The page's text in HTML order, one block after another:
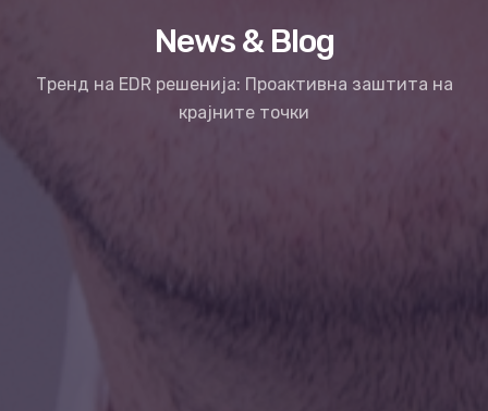
News & Blog
Тренд на EDR решенија: Проактивна заштита на
крајните точки